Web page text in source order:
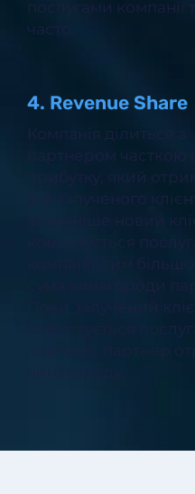
послугами компанії
часто.
4. Revenue Share
Компанія ділиться з
партнером часткою
прибутку, який
дій залученого
активніше новий
користується
компанії, тим
сума винагороди
Поки залучений
користується
компанії, партнер